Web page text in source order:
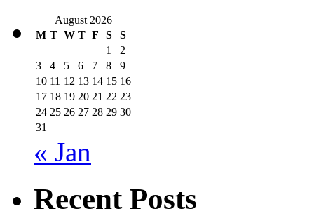
August 2026
M T W T F S
S
1
2
3
4 5 6 7 8
9
10 11 12 13 14 15 16
17 18 19 20 21 22 23
24 25 26 27 28 29 30
31
« Jan
Recent Posts